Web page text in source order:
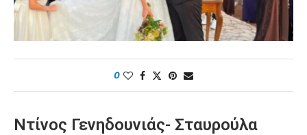
0
Ντίνος Γενηδουνιάς- Σταυρούλα